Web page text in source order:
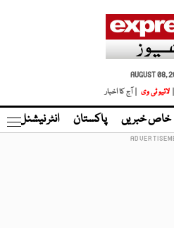
AUGUST 08,
لائیو ٹی وی | آج کا اخبار
خاص خبریں پاکستان انٹر نیشنل